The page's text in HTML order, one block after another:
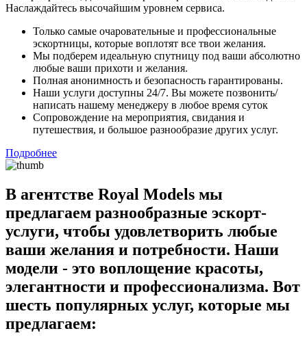
Наслаждайтесь высочайшим уровнем сервиса.
Только самые очаровательные и профессиональные
эскортницы, которые воплотят все твои желания.
Мы подберем идеальную спутницу под ваши абсолютно
любые ваши прихоти и желания.
Полная анонимность и безопасность гарантированы.
Наши услуги доступны 24/7. Вы можете позвонить/
написать нашему менеджеру в любое время суток
Сопровождение на мероприятия, свидания и
путешествия, и большое разнообразие других услуг.
Подробнее
В агентстве Royal Models мы
предлагаем разнообразные эскорт-
услуги, чтобы удовлетворить любые
ваши желания и потребности. Наши
модели - это воплощение красоты,
элегантности и профессионализма. Вот
шесть популярных услуг, которые мы
предлагаем: